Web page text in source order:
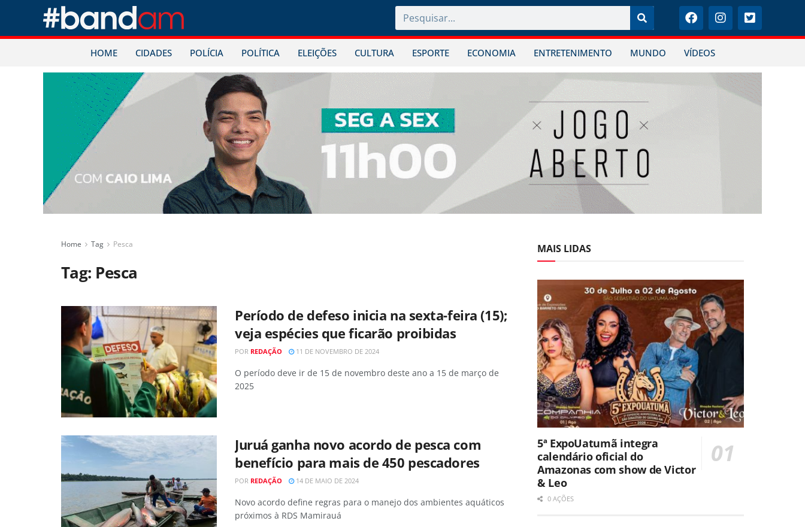
HOME CIDADES POLÍCIA POLÍTICA ELEIÇÕES CULTURA ESPORTE ECONOMIA ENTRETENIMENTO MUNDO VÍDEOS
Home Tag Pesca
Tag: Pesca
Período de defeso inicia na sexta-feira (15);
veja espécies que ficarão proibidas
POR REDAÇÃO 11 DE NOVEMBRO DE 2024
O período deve ir de 15 de novembro deste ano a 15 de março de
2025
Juruá ganha novo acordo de pesca com
benefício para mais de 450 pescadores
POR REDAÇÃO 14 DE MAIO DE 2024
Novo acordo define regras para o manejo dos ambientes aquáticos
próximos à RDS Mamirauá
MAIS LIDAS
5ª ExpoUatumã integra
calendário oficial do
Amazonas com show de Victor
& Leo
0 AÇÕES